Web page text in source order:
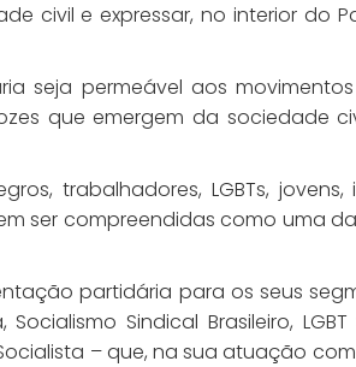
civil e expressar, no interior do
seja permeável aos
que emergem da sociedade
trabalhadores, LGBTs,
ser compreendidas como uma
partidária para os seus
Sindical Brasileiro,
– que, na sua atuação